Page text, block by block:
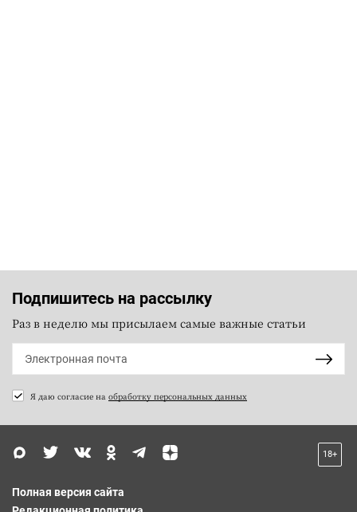
Подпишитесь на рассылку
Раз в неделю мы присылаем самые важные статьи
Я даю согласие на обработку персональных данных
18+
Полная версия сайта